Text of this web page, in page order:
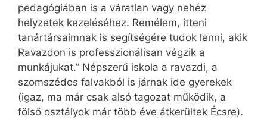
pedagógiában is a váratlan vagy nehéz
helyzetek kezeléséhez. Remélem, itteni
tanártársaimnak is segítségére tudok lenni, akik
Ravazdon is professzionálisan végzik a
munkájukat.” Népszerű iskola a ravazdi, a
szomszédos falvakból is járnak ide gyerekek
(igaz, ma már csak alsó tagozat működik, a
fölső osztályok már több éve átkerültek Écsre).